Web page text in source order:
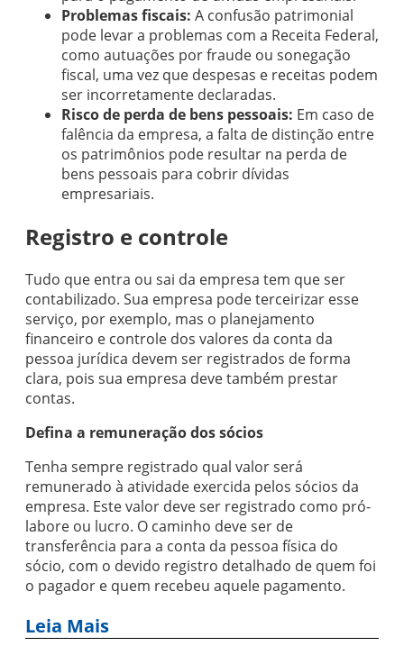
Problemas fiscais: A confusão patrimonial
pode levar a problemas com a Receita Federal,
como autuações por fraude ou sonegação
fiscal, uma vez que despesas e receitas podem
ser incorretamente declaradas.
Risco de perda de bens pessoais: Em caso de
falência da empresa, a falta de distinção entre
os patrimônios pode resultar na perda de
bens pessoais para cobrir dívidas
empresariais.
Registro e controle
Tudo que entra ou sai da empresa tem que ser
contabilizado. Sua empresa pode terceirizar esse
serviço, por exemplo, mas o planejamento
financeiro e controle dos valores da conta da
pessoa jurídica devem ser registrados de forma
clara, pois sua empresa deve também prestar
contas.
Defina a remuneração dos sócios
Tenha sempre registrado qual valor será
remunerado à atividade exercida pelos sócios da
empresa. Este valor deve ser registrado como pró-
labore ou lucro. O caminho deve ser de
transferência para a conta da pessoa física do
sócio, com o devido registro detalhado de quem foi
o pagador e quem recebeu aquele pagamento.
Leia Mais